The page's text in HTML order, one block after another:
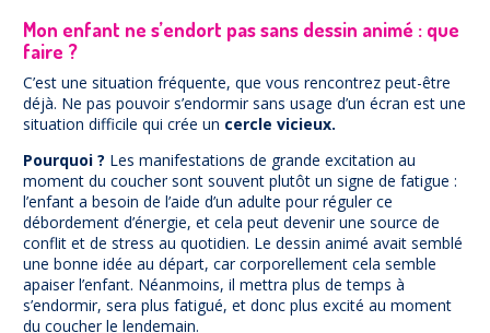
Mon enfant ne s’endort pas sans dessin animé : que
faire ?
C’est une situation fréquente, que vous rencontrez peut-être
déjà. Ne pas pouvoir s’endormir sans usage d’un écran est une
situation difficile qui crée un cercle vicieux.
Pourquoi ? Les manifestations de grande excitation au
moment du coucher sont souvent plutôt un signe de fatigue :
l’enfant a besoin de l’aide d’un adulte pour réguler ce
débordement d’énergie, et cela peut devenir une source de
conflit et de stress au quotidien. Le dessin animé avait semblé
une bonne idée au départ, car corporellement cela semble
apaiser l’enfant. Néanmoins, il mettra plus de temps à
s’endormir, sera plus fatigué, et donc plus excité au moment
du coucher le lendemain.